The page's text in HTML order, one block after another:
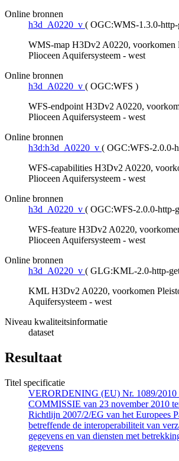
Online bronnen
h3d_A0220_v ( OGC:WMS-1.3.0-http-
WMS-map H3Dv2 A0220, voorkomen
Plioceen Aquifersysteem - west
Online bronnen
h3d_A0220_v ( OGC:WFS )
WFS-endpoint H3Dv2 A0220,
Plioceen Aquifersysteem - west
Online bronnen
h3d:h3d_A0220_v ( OGC:WFS-2.0.0-
WFS-capabilities H3Dv2 A0220,
Plioceen Aquifersysteem - west
Online bronnen
h3d_A0220_v ( OGC:WFS-2.0.0-http-
WFS-feature H3Dv2 A0220,
Plioceen Aquifersysteem - west
Online bronnen
h3d_A0220_v ( GLG:KML-2.0-http-
KML H3Dv2 A0220, voorkomen
Aquifersysteem - west
Niveau kwaliteitsinformatie
dataset
Resultaat
Titel specificatie
VERORDENING (EU) Nr. 1089/
COMMISSIE van 23 november 2010
Richtlijn 2007/2/EG van het Europees
betreffende de interoperabiliteit van
gegevens en van diensten met
gegevens